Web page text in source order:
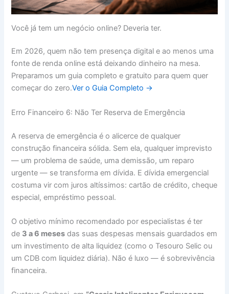
Você já tem um negócio online? Deveria ter.
Em 2026, quem não tem presença digital e ao menos uma
fonte de renda online está deixando dinheiro na mesa.
Preparamos um guia completo e gratuito para quem quer
começar do zero.Ver o Guia Completo →
Erro Financeiro 6: Não Ter Reserva de Emergência
A reserva de emergência é o alicerce de qualquer
construção financeira sólida. Sem ela, qualquer imprevisto
— um problema de saúde, uma demissão, um reparo
urgente — se transforma em dívida. E dívida emergencial
costuma vir com juros altíssimos: cartão de crédito, cheque
especial, empréstimo pessoal.
O objetivo mínimo recomendado por especialistas é ter
de 3 a 6 meses das suas despesas mensais guardados em
um investimento de alta liquidez (como o Tesouro Selic ou
um CDB com liquidez diária). Não é luxo — é sobrevivência
financeira.